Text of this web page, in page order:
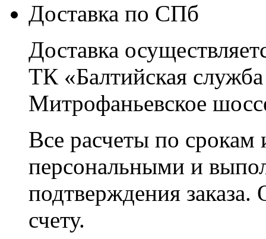
Доставка по СПб
Доставка
ТК «Балтийская
Митрофаньевское
Все расчеты по срокам
персональными и
подтверждения заказа.
счету.